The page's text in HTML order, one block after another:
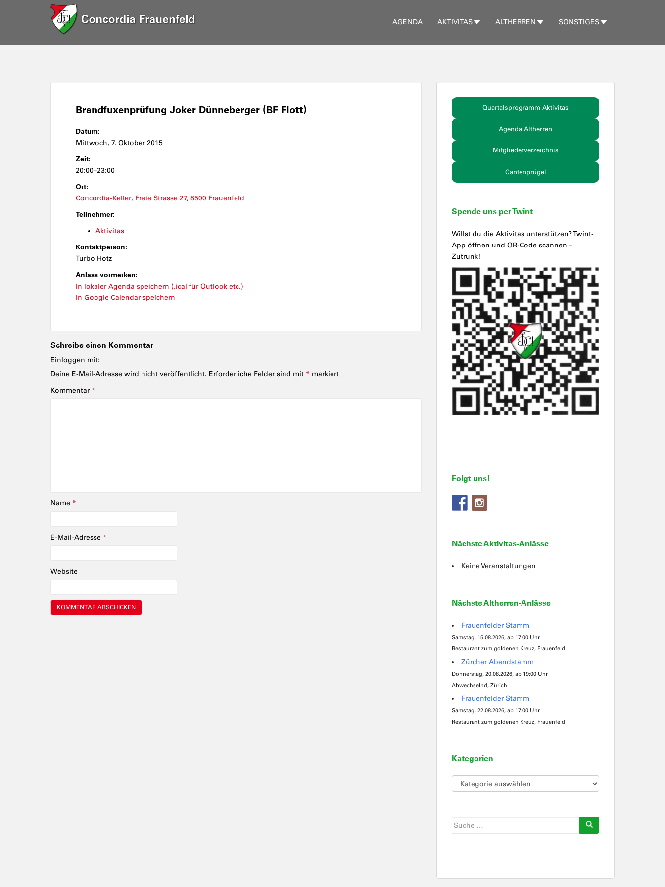
AGENDA AKTIVITAS ALTHERREN SONSTIGES
Brandfuxenprüfung Joker Dünneberger (BF Flott)
Datum:
Mittwoch, 7. Oktober 2015
Zeit:
20:00–23:00
Ort:
Concordia-Keller, Freie Strasse 27, 8500 Frauenfeld
Teilnehmer:
Aktivitas
Kontaktperson:
Turbo Hotz
Anlass vormerken:
In lokaler Agenda speichern (.ical für Outlook etc.)
In Google Calendar speichern
Schreibe einen Kommentar
Einloggen mit:
Deine E-Mail-Adresse wird nicht veröffentlicht. Erforderliche Felder sind mit * markiert
Kommentar *
Name *
E-Mail-Adresse *
Website
Quartalsprogramm Aktivitas
Agenda Altherren
Mitgliederverzeichnis
Cantenprügel
Spende uns per Twint
Willst du die Aktivitas unterstützen? Twint-
App öffnen und QR-Code scannen –
Zutrunk!
Folgt uns!
Nächste Aktivitas-Anlässe
Keine Veranstaltungen
Nächste Altherren-Anlässe
Frauenfelder Stamm
Samstag, 15.08.2026, ab 17:00 Uhr
Restaurant zum goldenen Kreuz, Frauenfeld
Zürcher Abendstamm
Donnerstag, 20.08.2026, ab 19:00 Uhr
Abwechselnd, Zürich
Frauenfelder Stamm
Samstag, 22.08.2026, ab 17:00 Uhr
Restaurant zum goldenen Kreuz, Frauenfeld
Kategorien
Kategorien
Suche